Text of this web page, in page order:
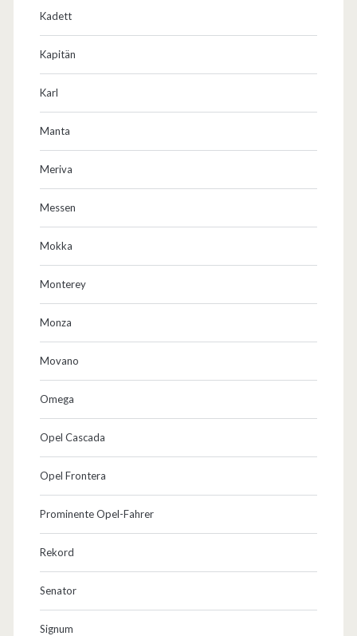
Kadett
Kapitän
Karl
Manta
Meriva
Messen
Mokka
Monterey
Monza
Movano
Omega
Opel Cascada
Opel Frontera
Prominente Opel-Fahrer
Rekord
Senator
Signum